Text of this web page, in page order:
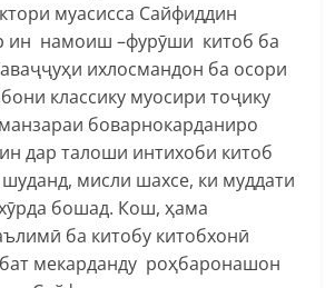
муасисса Сайфиддин
ин намоиш –фурӯши китоб ба
ихлосмандон ба осори
классику муосири тоҷику
боварнокарданиро
дар талоши интихоби китоб
мисли шахсе, ки муддати
бошад. Кош, ҳама
ба китобу китобхонӣ
мекарданду роҳбаронашон